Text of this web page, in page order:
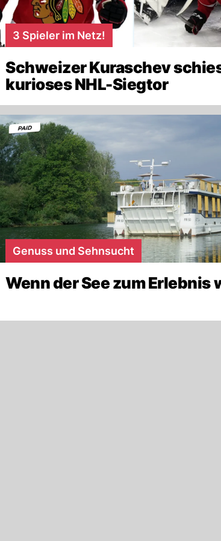
3 Spieler im Netz!
Schweizer Kuraschev
kurioses NHL-Siegtor
veröffentlicht:
Genuss und Sehnsucht
Wenn der See zum Erlebnis